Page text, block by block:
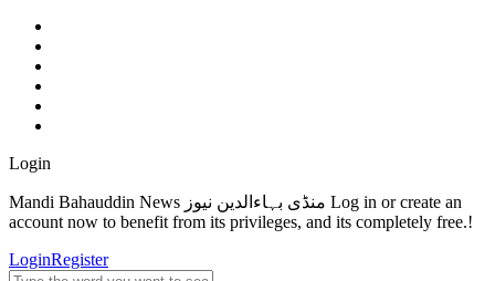
Login
Mandi Bahauddin News منڈی بہاءالدین نیوز Log in or create an
account now to benefit from its privileges, and its completely free.!
LoginRegister